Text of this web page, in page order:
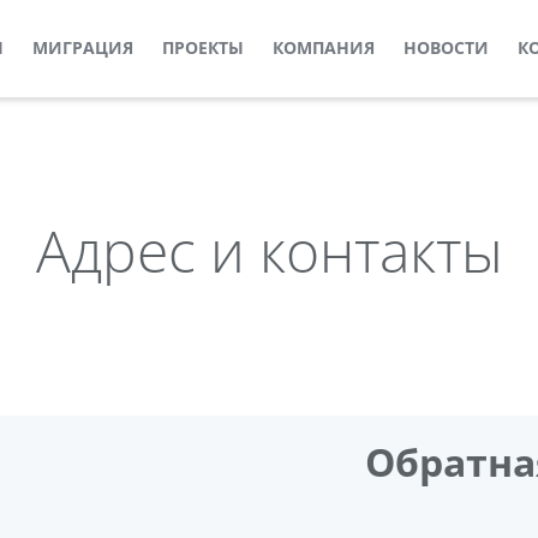
МИГРАЦИЯ ПРОЕКТЫ КОМПАНИЯ НОВОСТИ
Адрес и контакты